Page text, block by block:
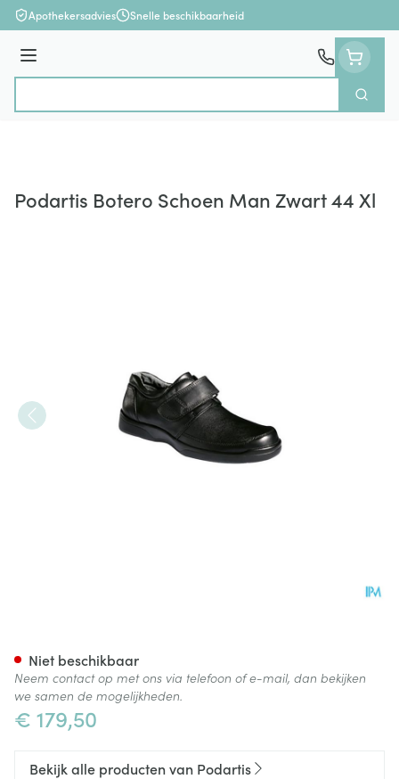
Ga naar de inhoud
Apothekersadvies Snelle beschikbaarheid
Menu
Zoek
Podartis Botero Schoen Man Zwart 44 Xl
€ 179,50
Niet beschikbaar
Neem contact op met ons via telefoon of e-mail, dan bekijken
we samen de mogelijkheden.
Bekijk alle producten van Podartis